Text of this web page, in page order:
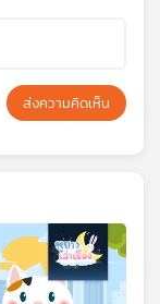
ส่งความคิดเห็น